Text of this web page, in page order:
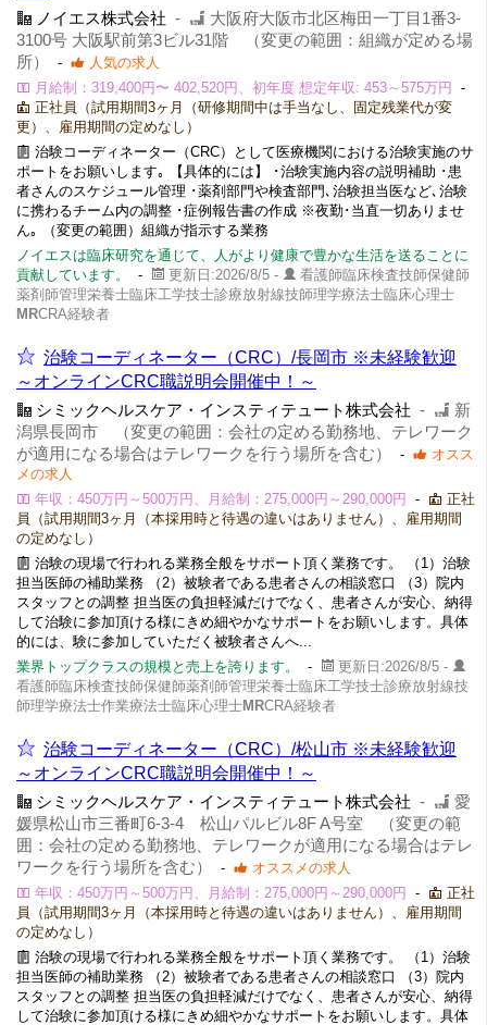
ノイエス株式会社 -
大阪府大阪市北区梅田一丁目1番3-
3100号 大阪駅前第3ビル31階 （変更の範囲：組織が定める場
所）
-
人気の求人
月給制：319,400円〜 402,520円、初年度 想定年収: 453～575万円
-
正社員（試用期間3ヶ月（研修期間中は手当なし、固定残業代が変
更）、雇用期間の定めなし）
治験コーディネーター（CRC）として医療機関における治験実施のサ
ポートをお願いします｡ 【具体的には】 ･治験実施内容の説明補助 ･患
者さんのスケジュール管理 ･薬剤部門や検査部門､治験担当医など､治験
に携わるチーム内の調整 ･症例報告書の作成 ※夜勤･当直一切ありませ
ん｡ （変更の範囲）組織が指示する業務
ノイエスは臨床研究を通じて、人がより健康で豊かな生活を送ることに
貢献しています。
- 更新日:2026/8/5 -
看護師臨床検査技師保健師
薬剤師管理栄養士臨床工学技士診療放射線技師理学療法士臨床心理士
MRCRA経験者
治験コーディネーター（CRC）/長岡市 ※未経験歓迎
～オンラインCRC職説明会開催中！～
シミックヘルスケア・インスティテュート株式会社 -
新
潟県長岡市 （変更の範囲：会社の定める勤務地、テレワーク
が適用になる場合はテレワークを行う場所を含む）
-
オスス
メの求人
年収：450万円～500万円、月給制：275,000円～290,000円
-
正社
員（試用期間3ヶ月（本採用時と待遇の違いはありません）、雇用期間
の定めなし）
治験の現場で行われる業務全般をサポート頂く業務です。 （1）治験
担当医師の補助業務 （2）被験者である患者さんの相談窓口 （3）院内
スタッフとの調整 担当医の負担軽減だけでなく、患者さんが安心、納得
して治験に参加頂ける様にきめ細やかなサポートをお願いします。具体
的には、験に参加していただく被験者さんへ...
業界トップクラスの規模と売上を誇ります。
-
更新日:2026/8/5 -
看護師臨床検査技師保健師薬剤師管理栄養士臨床工学技士診療放射線技
師理学療法士作業療法士臨床心理士MRCRA経験者
治験コーディネーター（CRC）/松山市 ※未経験歓迎
～オンラインCRC職説明会開催中！～
シミックヘルスケア・インスティテュート株式会社 -
愛
媛県松山市三番町6-3-4 松山パルビル8F A号室 （変更の範
囲：会社の定める勤務地、テレワークが適用になる場合はテレ
ワークを行う場所を含む）
-
オススメの求人
年収：450万円～500万円、月給制：275,000円～290,000円
-
正社
員（試用期間3ヶ月（本採用時と待遇の違いはありません）、雇用期間
の定めなし）
治験の現場で行われる業務全般をサポート頂く業務です。 （1）治験
担当医師の補助業務 （2）被験者である患者さんの相談窓口 （3）院内
スタッフとの調整 担当医の負担軽減だけでなく、患者さんが安心、納得
して治験に参加頂ける様にきめ細やかなサポートをお願いします。具体